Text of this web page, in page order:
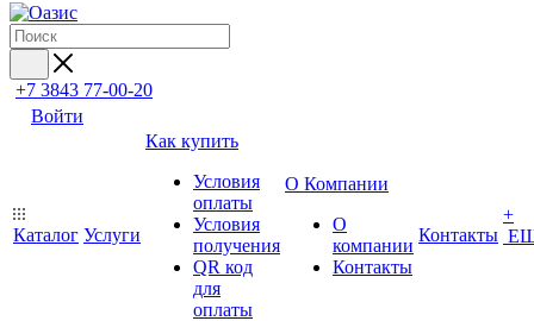
+7 3843 77-00-20
Войти
Каталог Услуги
Как купить
Условия
оплаты
Условия
получения
QR код
для
оплаты
О Компании
О
компании
Контакты
Контакты
+